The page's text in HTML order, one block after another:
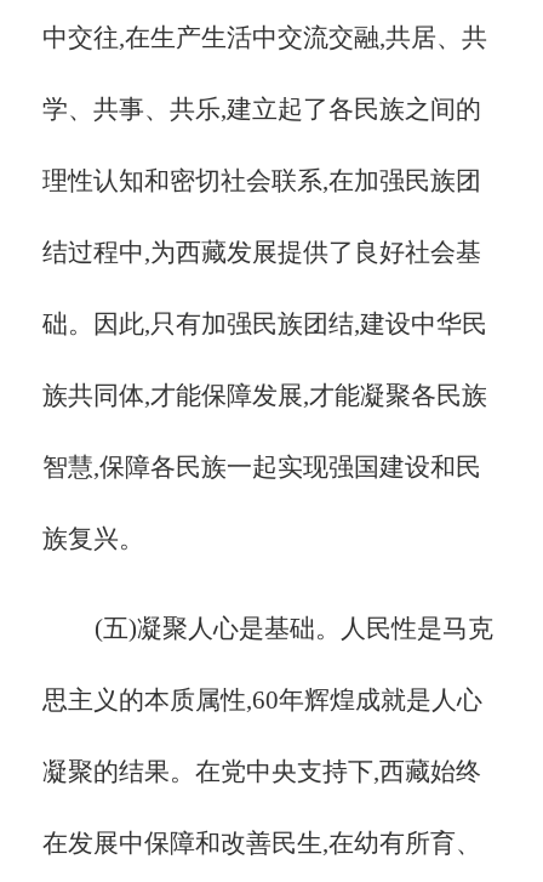
中交往,在生产生活中交流交融,共居、共
学、共事、共乐,建立起了各民族之间的
理性认知和密切社会联系,在加强民族团
结过程中,为西藏发展提供了良好社会基
础。因此,只有加强民族团结,建设中华民
族共同体,才能保障发展,才能凝聚各民族
智慧,保障各民族一起实现强国建设和民
族复兴。
(五)凝聚人心是基础。人民性是马克
思主义的本质属性,60年辉煌成就是人心
凝聚的结果。在党中央支持下,西藏始终
在发展中保障和改善民生,在幼有所育、